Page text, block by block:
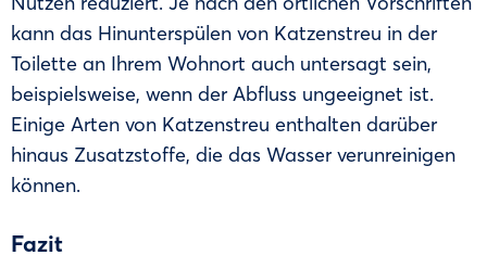
kann das Hinunterspülen von Katzenstreu in der
Toilette an Ihrem Wohnort auch untersagt sein,
beispielsweise, wenn der Abfluss ungeeignet ist.
Einige Arten von Katzenstreu enthalten darüber
hinaus Zusatzstoffe, die das Wasser verunreinigen
können.
Fazit